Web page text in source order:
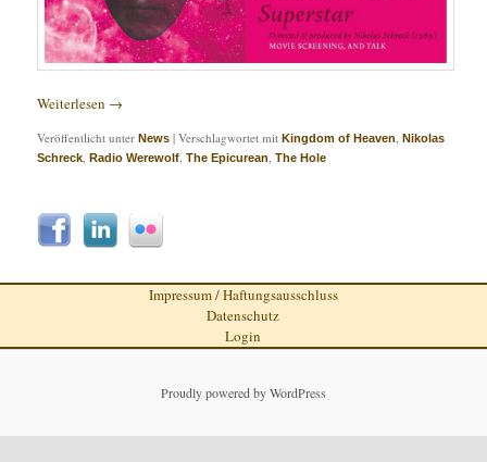
Weiterlesen →
Veröffentlicht unter News |Verschlagwortet mit Kingdom of Heaven,Nikolas
Schreck,Radio Werewolf,The Epicurean,The Hole
Impressum / Haftungsausschluss
Datenschutz
Login
Proudly powered by WordPress